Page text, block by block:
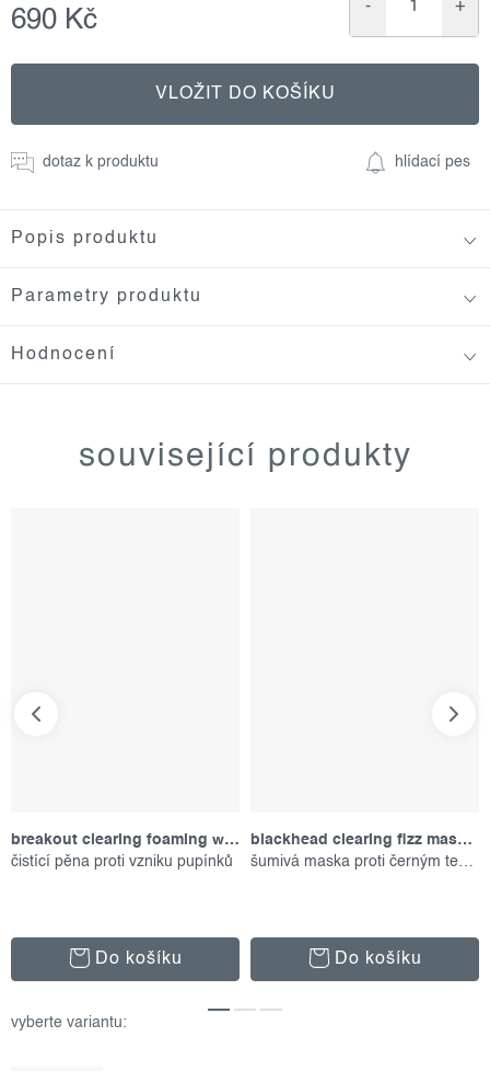
690 Kč
cena:
VLOŽIT DO KOŠÍKU
dotaz k produktu hlídací pes
Popis produktu
Parametry produktu
Hodnocení
související produkty
breakout clearing foaming wash, 177 ml
čistící pěna proti vzniku pupínků
Do košíku
blackhead clearing fizz mask, 50 ml
šumivá maska proti černým tečkám
Do košíku